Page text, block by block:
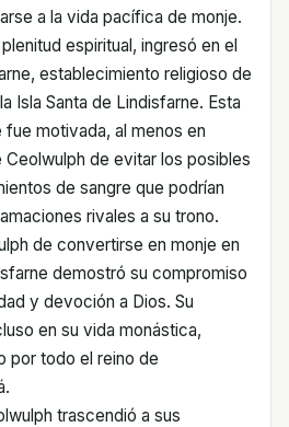
a la vida pacífica de monje.
espiritual, ingresó en el
establecimiento religioso de
Isla Santa de Lindisfarne. Esta
motivada, al menos en
de evitar los posibles
de sangre que podrían
rivales a su trono.
de convertirse en monje en
demostró su compromiso
y devoción a Dios. Su
en su vida monástica,
por todo el reino de
trascendió a sus